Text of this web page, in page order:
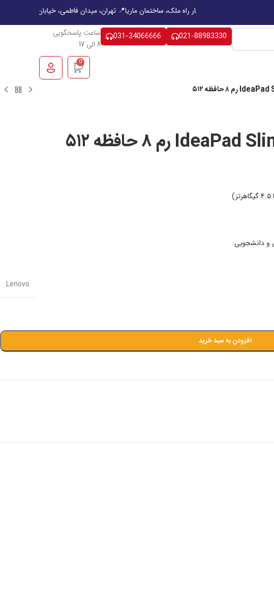
📍 تهران، میدان فاطمی، خیابانهشت بهشت غربی، چهار راه ملک، ساختمان ماریا
021-88983330
031-34066666
ساعت پاسخگویی
8 الی 17
0
Lenovo
افزودن به سبد خرید